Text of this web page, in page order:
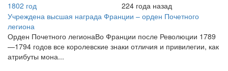
1802 год
224 года назад
Учреждена высшая награда Франции – орден Почетного
легиона
Орден Почетного легионаВо Франции после Революции 1789
—1794 годов все королевские знаки отличия и привилегии, как
атрибуты мона...